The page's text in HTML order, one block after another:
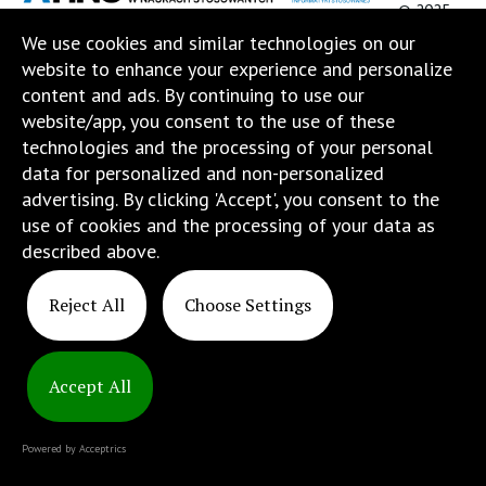
jest
wyposażona
menu
skiplinks
pozwalające
szybko
przechodzić
treści,
które
znajduje
bezpośrednio
pod
wiadomością.
© 2025
ATINS
We use cookies and similar technologies on our
website to enhance your experience and personalize
content and ads. By continuing to use our
website/app, you consent to the use of these
technologies and the processing of your personal
data for personalized and non-personalized
advertising. By clicking 'Accept', you consent to the
use of cookies and the processing of your data as
described above.
Reject All Choose Settings
Accept All
Powered by Acceptrics